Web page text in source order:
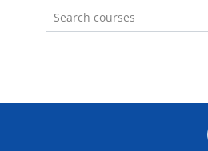
Search courses